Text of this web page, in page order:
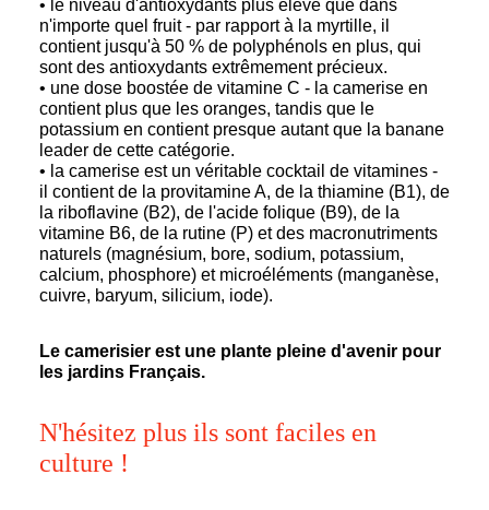
• le niveau d'antioxydants plus élevé que dans
n'importe quel fruit - par rapport à la myrtille, il
contient jusqu'à 50 % de polyphénols en plus, qui
sont des antioxydants extrêmement précieux.
• une dose boostée de vitamine C - la camerise en
contient plus que les oranges, tandis que le
potassium en contient presque autant que la banane
leader de cette catégorie.
• la camerise est un véritable cocktail de vitamines -
il contient de la provitamine A, de la thiamine (B1), de
la riboflavine (B2), de l'acide folique (B9), de la
vitamine B6, de la rutine (P) et des macronutriments
naturels (magnésium, bore, sodium, potassium,
calcium, phosphore) et microéléments (manganèse,
cuivre, baryum, silicium, iode).
Le camerisier est une plante pleine d'avenir pour
les jardins Français.
N'hésitez plus ils sont faciles en
culture !